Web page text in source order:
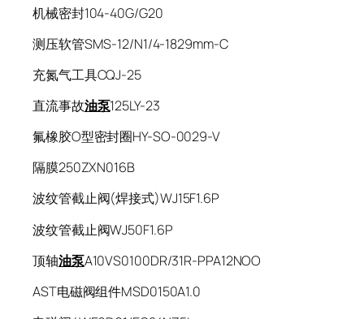
机械密封104-40G/G20
测压软管SMS-12/N1/4-1829mm-C
充氮气工具CQJ-25
直流事故油泵125LY-23
氟橡胶O型密封圈HY-SO-0029-V
隔膜250ZXN016B
波纹管截止阀(焊接式)WJ15F1.6P
波纹管截止阀WJ50F1.6P
顶轴油泵A10VS0100DR/31R-PPA12NOO
AST电磁阀组件MSD0150A1.0